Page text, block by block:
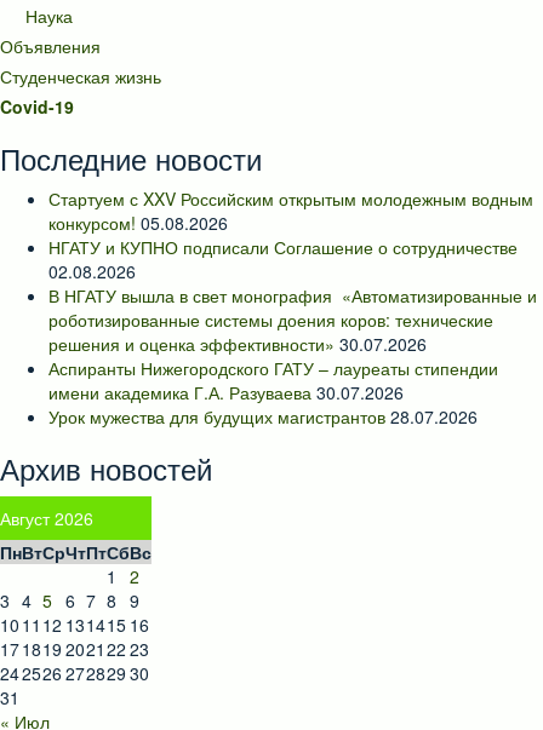
Наука
Объявления
Студенческая жизнь
Covid-19
Последние новости
Стартуем с XXV Российским открытым молодежным водным
конкурсом! 05.08.2026
НГАТУ и КУПНО подписали Соглашение о сотрудничестве
02.08.2026
В НГАТУ вышла в свет монография «Автоматизированные и
роботизированные системы доения коров: технические
решения и оценка эффективности» 30.07.2026
Аспиранты Нижегородского ГАТУ – лауреаты стипендии
имени академика Г.А. Разуваева 30.07.2026
Урок мужества для будущих магистрантов 28.07.2026
Архив новостей
Август 2026
ПнВтСрЧтПтСбВс
1
2
3 4 5 6 7 8 9
10 11 12 131415 16
171819 2021 22 23
242526 272829 30
31
« Июл